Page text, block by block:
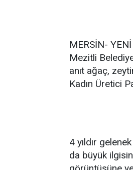
MERSİN-
Mezitli
anıt ağaç,
Kadın Üretici
4 yıldır
da büyük